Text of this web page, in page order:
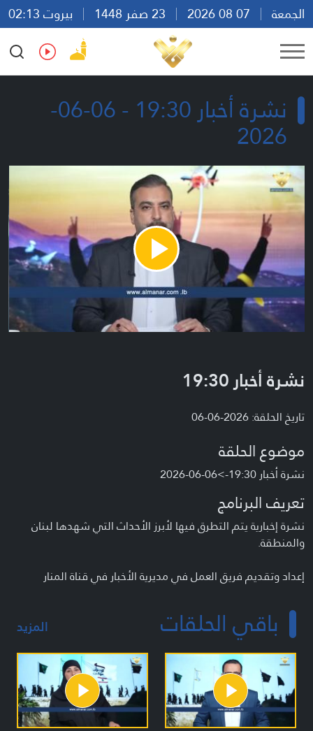
الجمعة
بيروت 02:13
Ar
En Fr Es
نشرة أخبار 19:30 - 06-06-
2026
Play
Video
نشرة أخبار 19:30
تاريخ الحلقة: 2026-06-06
موضوع الحلقة
نشرة أخبار 19:30->06-06-2026
تعريف البرنامج
نشرة إخبارية يتم التطرق فيها لأبرز الأحداث التي شهدها لبنان
والمنطقة.
إعداد وتقديم فريق العمل في مديرية الأخبار في قناة المنار
باقي الحلقات المزيد